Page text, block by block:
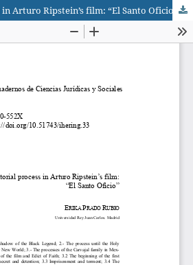
Arturo Ripstein’s film: “El Santo Oficio”